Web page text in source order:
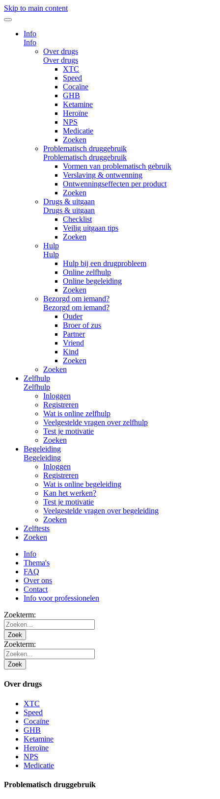
Skip to main content
Info
Info
Over drugs
Over drugs
XTC
Speed
Cocaïne
GHB
Ketamine
Heroïne
NPS
Medicatie
Zoeken
Problematisch druggebruik
Problematisch druggebruik
Vormen van problematisch gebruik
Verslaving & ontwenning
Ontwenningseffecten per product
Zoeken
Drugs & uitgaan
Drugs & uitgaan
Checklist
Veilig uitgaan tips
Zoeken
Hulp
Hulp
Hulp bij een drugprobleem
Online zelfhulp
Online begeleiding
Zoeken
Bezorgd om iemand?
Bezorgd om iemand?
Ouder
Broer of zus
Partner
Vriend
Kind
Zoeken
Zoeken
Zelfhulp
Zelfhulp
Inloggen
Registreren
Wat is online zelfhulp
Veelgestelde vragen over zelfhulp
Test je motivatie
Zoeken
Begeleiding
Begeleiding
Inloggen
Registreren
Wat is online begeleiding
Kan het werken?
Test je motivatie
Veelgestelde vragen over begeleiding
Zoeken
Zelftests
Zoeken
Info
Thema's
FAQ
Over ons
Contact
Info voor professionelen
Zoekterm:
Zoek
Zoekterm:
Zoek
Over drugs
XTC
Speed
Cocaïne
GHB
Ketamine
Heroïne
NPS
Medicatie
Problematisch druggebruik